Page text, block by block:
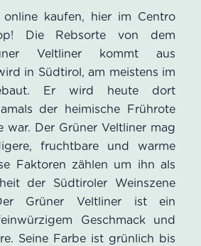
online kaufen, hier im Centro
Die Rebsorte von dem
Veltliner kommt aus
in Südtirol, am meistens im
Er wird heute dort
der heimische Frührote
war. Der Grüner Veltliner mag
fruchtbare und warme
Faktoren zählen um ihn als
der Südtiroler Weinszene
Grüner Veltliner ist ein
Geschmack und
Seine Farbe ist grünlich bis